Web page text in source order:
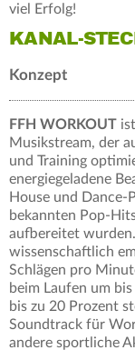
viel Erfolg!
KANAL-
Konzept
FFH WORKOUT
Musikstream, der
und Training
energiegeladene
House und Dance-
bekannten Pop-
aufbereitet
wissenschaftlich
Schlägen pro
beim Laufen um
bis zu 20 Prozent
Soundtrack für
andere sportliche